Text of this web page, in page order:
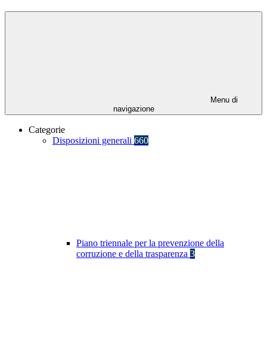
Menu di
navigazione
Categorie
Disposizioni generali 660
Piano triennale per la prevenzione della
corruzione e della trasparenza 3